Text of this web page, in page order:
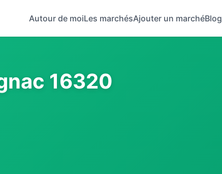
Autour de moiLes marchésAjouter un marchéBlog
16320